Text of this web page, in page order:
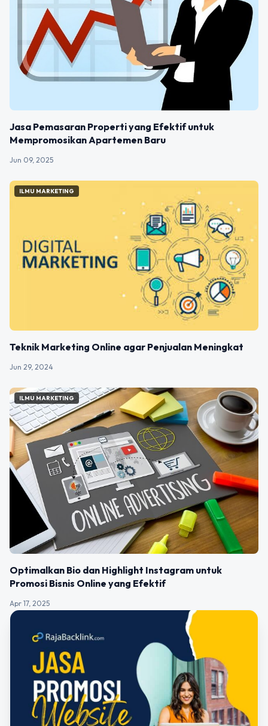
Jasa Pemasaran Properti yang Efektif untuk
Mempromosikan Apartemen Baru
Jun 09, 2025
ILMU MARKETING
Teknik Marketing Online agar Penjualan Meningkat
Jun 29, 2024
ILMU MARKETING
Optimalkan Bio dan Highlight Instagram untuk
Promosi Bisnis Online yang Efektif
Apr 17, 2025